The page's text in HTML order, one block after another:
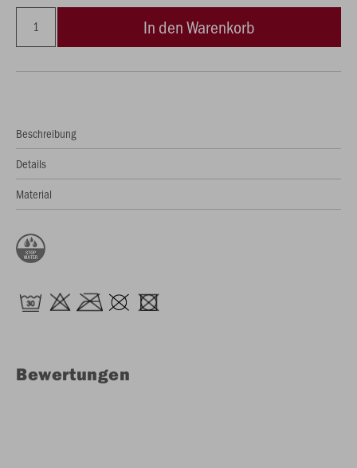
In den Warenkorb
Beschreibung
Details
Material
Bewertungen